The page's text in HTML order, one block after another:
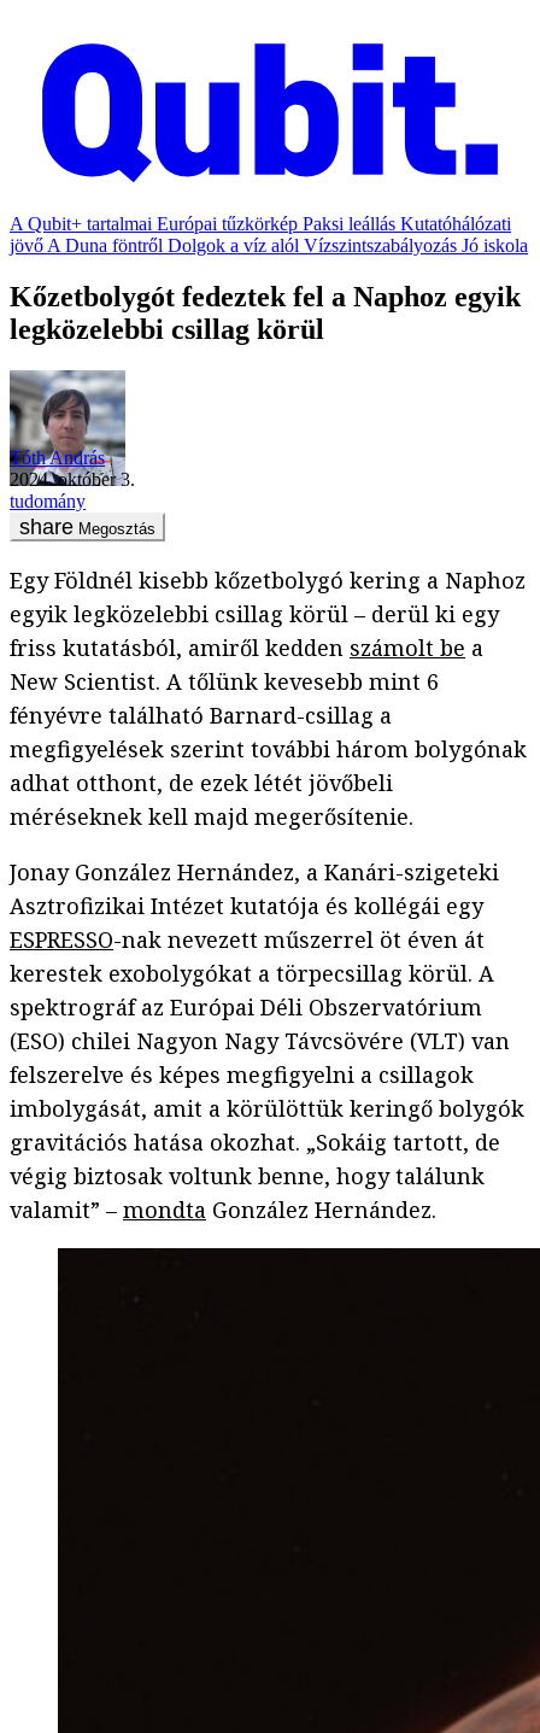
A Qubit+ tartalmai Európai tűzkörkép Paksi leállás Kutatóhálózati
jövő A Duna föntről Dolgok a víz alól Vízszintszabályozás Jó iskola
Kőzetbolygót fedeztek fel a Naphoz egyik
legközelebbi csillag körül
Tóth András
2024. október 3.
tudomány
Megosztás
Egy Földnél kisebb kőzetbolygó kering a Naphoz
egyik legközelebbi csillag körül – derül ki egy
friss kutatásból, amiről kedden számolt be a
New Scientist. A tőlünk kevesebb mint 6
fényévre található Barnard-csillag a
megfigyelések szerint további három bolygónak
adhat otthont, de ezek létét jövőbeli
méréseknek kell majd megerősítenie.
Jonay González Hernández, a Kanári-szigeteki
Asztrofizikai Intézet kutatója és kollégái egy
ESPRESSO-nak nevezett műszerrel öt éven át
kerestek exobolygókat a törpecsillag körül. A
spektrográf az Európai Déli Obszervatórium
(ESO) chilei Nagyon Nagy Távcsövére (VLT) van
felszerelve és képes megfigyelni a csillagok
imbolygását, amit a körülöttük keringő bolygók
gravitációs hatása okozhat. „Sokáig tartott, de
végig biztosak voltunk benne, hogy találunk
valamit” – mondta González Hernández.